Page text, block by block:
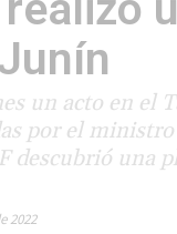
un acto en
por el
descubrió una
2022